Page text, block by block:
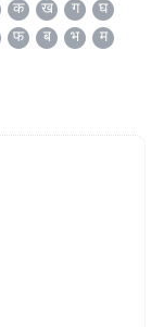
क ख ग
घ
फ ब भ
म